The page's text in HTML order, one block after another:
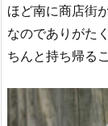
ほど南に商店街
なのでありがた
ちんと持ち帰る